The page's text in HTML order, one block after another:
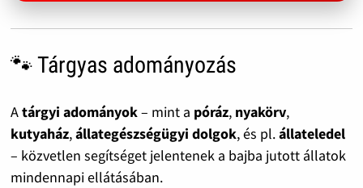
🐾 Tárgyas adományozás
Atárgyi adományok– mint a póráz, nyakörv,
kutyaház,állategészségügyi dolgok, és pl.állateledel
– közvetlen segítséget jelentenek a bajba jutott állatok
mindennapi ellátásában.